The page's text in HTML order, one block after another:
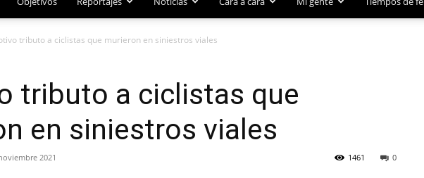
tributo a ciclistas que murieron en siniestros viales
tributo a ciclistas que
en siniestros viales
2021 0
1461